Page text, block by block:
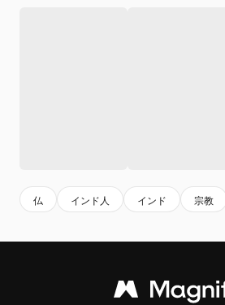
仏 インド人 インド 宗教